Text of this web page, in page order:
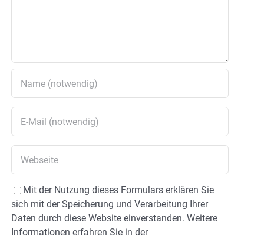
Mit der Nutzung dieses Formulars erklären Sie
sich mit der Speicherung und Verarbeitung Ihrer
Daten durch diese Website einverstanden. Weitere
Informationen erfahren Sie in der